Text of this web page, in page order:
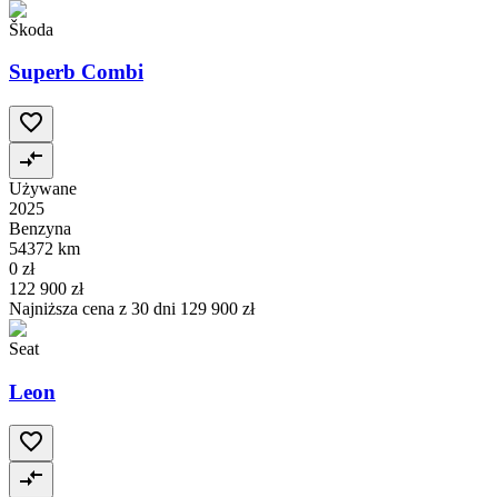
Škoda
Superb Combi
Używane
2025
Benzyna
54372 km
0 zł
122 900 zł
Najniższa cena z 30 dni 129 900 zł
Seat
Leon